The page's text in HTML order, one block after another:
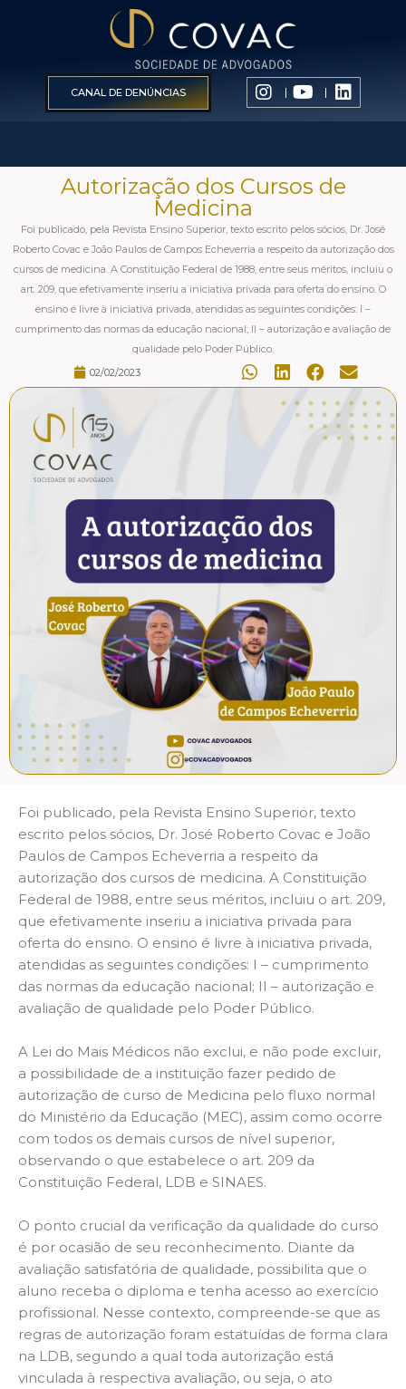
CANAL DE DENÚNCIAS
Autorização dos Cursos de
Medicina
Foi publicado, pela Revista Ensino Superior, texto escrito pelos sócios, Dr. José
Roberto Covac e João Paulos de Campos Echeverria a respeito da autorização dos
cursos de medicina. A Constituição Federal de 1988, entre seus méritos, incluiu o
art. 209, que efetivamente inseriu a iniciativa privada para oferta do ensino. O
ensino é livre à iniciativa privada, atendidas as seguintes condições: I –
cumprimento das normas da educação nacional; II – autorização e avaliação de
qualidade pelo Poder Público.
02/02/2023
Foi publicado, pela Revista Ensino Superior, texto
escrito pelos sócios, Dr. José Roberto Covac e João
Paulos de Campos Echeverria a respeito da
autorização dos cursos de medicina. A Constituição
Federal de 1988, entre seus méritos, incluiu o art. 209,
que efetivamente inseriu a iniciativa privada para
oferta do ensino. O ensino é livre à iniciativa privada,
atendidas as seguintes condições: I – cumprimento
das normas da educação nacional; II – autorização e
avaliação de qualidade pelo Poder Público.
A Lei do Mais Médicos não exclui, e não pode excluir,
a possibilidade de a instituição fazer pedido de
autorização de curso de Medicina pelo fluxo normal
do Ministério da Educação (MEC), assim como ocorre
com todos os demais cursos de nível superior,
observando o que estabelece o art. 209 da
Constituição Federal, LDB e SINAES.
O ponto crucial da verificação da qualidade do curso
é por ocasião de seu reconhecimento. Diante da
avaliação satisfatória de qualidade, possibilita que o
aluno receba o diploma e tenha acesso ao exercício
profissional. Nesse contexto, compreende-se que as
regras de autorização foram estatuídas de forma clara
na LDB, segundo a qual toda autorização está
vinculada à respectiva avaliação, ou seja, o ato